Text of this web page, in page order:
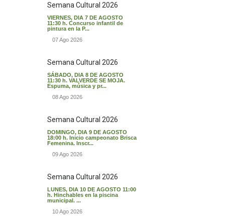
Semana Cultural 2026
VIERNES, DIA 7 DE AGOSTO
11:30 h. Concurso infantil de
pintura en la P...
07 Ago 2026
Semana Cultural 2026
SÁBADO, DIA 8 DE AGOSTO
11:30 h. VALVERDE SE MOJA.
Espuma, música y pr...
08 Ago 2026
Semana Cultural 2026
DOMINGO, DIA 9 DE AGOSTO
18:00 h. Inicio campeonato Brisca
Femenina. Inscr...
09 Ago 2026
Semana Cultural 2026
LUNES, DIA 10 DE AGOSTO 11:00
h. Hinchables en la piscina
municipal. ...
10 Ago 2026